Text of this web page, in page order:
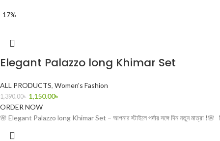
-17%
Elegant Palazzo long Khimar Set
ALL PRODUCTS, Women's Fashion
1,390.00৳ 1,150.00৳
ORDER NOW
🌸 Elegant Palazzo long Khimar Set – আপনার স্টাইলে পর্দার সঙ্গে দিন নতুন মাত্রা !🌸